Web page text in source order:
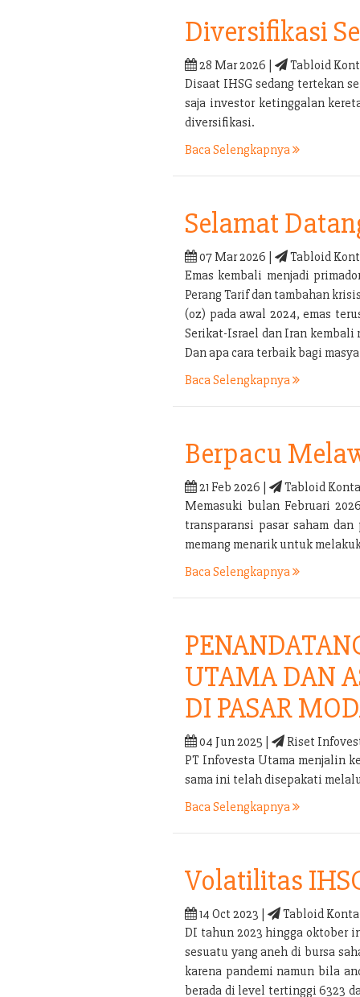
Diversifikasi
28 Mar 2026 |
Tabloid
Disaat IHSG sedang tertekan
saja investor ketinggalan
diversifikasi.
Baca Selengkapnya
Selamat
07 Mar 2026 |
Tabloid
Emas kembali menjadi
Perang Tarif dan tambahan
(oz) pada awal 2024, emas
Serikat-Israel dan Iran kembali
Dan apa cara terbaik bagi
Baca Selengkapnya
Berpacu
21 Feb 2026 |
Tabloid
Memasuki bulan Februari
transparansi pasar saham
memang menarik untuk
Baca Selengkapnya
UTAMA DAN
DI PASAR
04 Jun 2025 |
Riset
PT Infovesta Utama menjalin
sama ini telah disepakati
Baca Selengkapnya
Volatilitas
14 Oct 2023 |
Tabloid
DI tahun 2023 hingga oktober
sesuatu yang aneh di bursa
karena pandemi namun bila
berada di level tertinggi 6323